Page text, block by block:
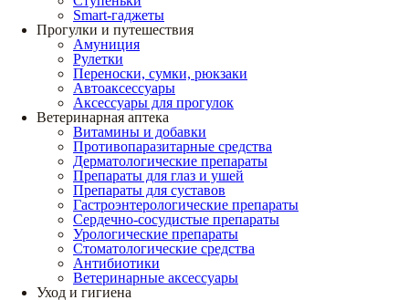
Smart-гаджеты
Прогулки и путешествия
Амуниция
Рулетки
Переноски, сумки, рюкзаки
Автоаксессуары
Аксессуары для прогулок
Ветеринарная аптека
Витамины и добавки
Противопаразитарные средства
Дерматологические препараты
Препараты для глаз и ушей
Препараты для суставов
Гастроэнтерологические препараты
Сердечно-сосудистые препараты
Урологические препараты
Стоматологические средства
Антибиотики
Ветеринарные аксессуары
Уход и гигиена